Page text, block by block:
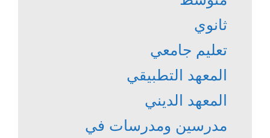
ثانوي
تعليم جامعي
المعهد التطبيقي
المعهد الديني
مدرسين ومدرسات في